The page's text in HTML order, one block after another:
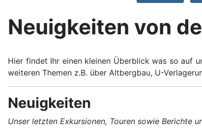
Neuigkeiten von
Hier findet Ihr einen kleinen Überblick was so auf
weiteren Themen z.B. über Altbergbau, U-
Neuigkeiten
Unser letzten Exkursionen, Touren sowie Berichte